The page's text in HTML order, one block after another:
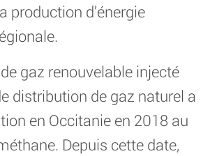
production d’énergie
gaz renouvelable injecté
distribution de gaz naturel a
en Occitanie en 2018 au
Depuis cette date,